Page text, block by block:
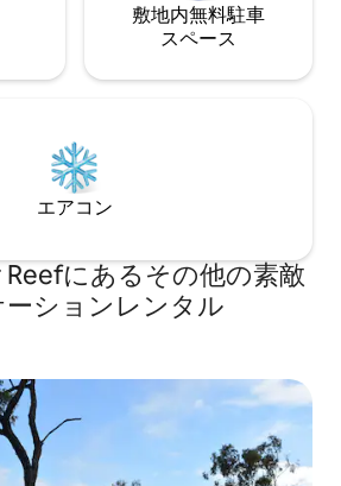
敷地内無料駐⁠車
ス⁠ペ⁠ー⁠ス
エアコン
にあるその他の素敵
ションレンタル
スです。